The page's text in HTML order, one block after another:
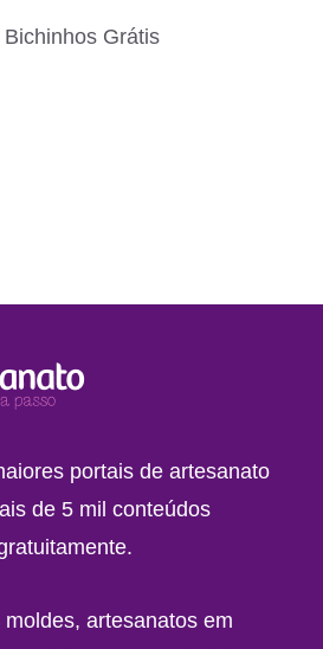
Grátis
portais de artesanato
de 5 mil conteúdos
artesanatos em